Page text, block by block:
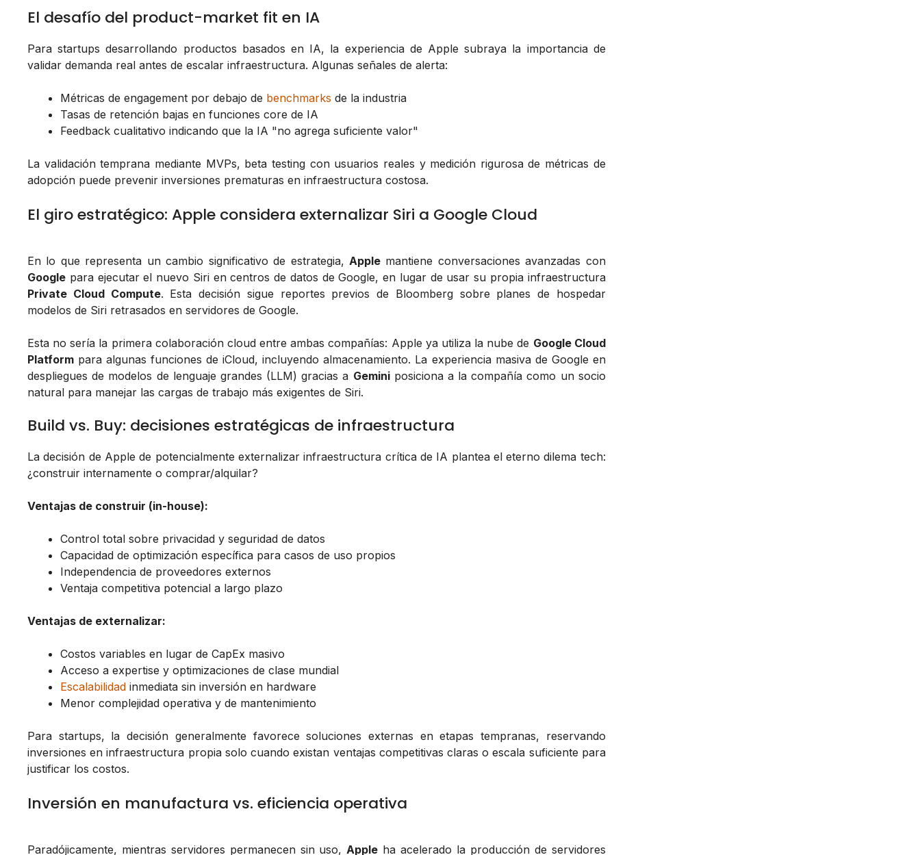
El desafío del product-market fit en IA
Para startups desarrollando productos basados en IA, la experiencia de Apple subraya la importancia de
validar demanda real antes de escalar infraestructura. Algunas señales de alerta:
Métricas de engagement por debajo de benchmarks de la industria
Tasas de retención bajas en funciones core de IA
Feedback cualitativo indicando que la IA "no agrega suficiente valor"
La validación temprana mediante MVPs, beta testing con usuarios reales y medición rigurosa de métricas de
adopción puede prevenir inversiones prematuras en infraestructura costosa.
El giro estratégico: Apple considera externalizar Siri a Google Cloud
En lo que representa un cambio significativo de estrategia,Apple mantiene conversaciones avanzadas con
Google para ejecutar el nuevo Siri en centros de datos de Google, en lugar de usar su propia infraestructura
Private Cloud Compute. Esta decisión sigue reportes previos de Bloomberg sobre planes de hospedar
modelos de Siri retrasados en servidores de Google.
Esta no sería la primera colaboración cloud entre ambas compañías: Apple ya utiliza la nube de Google Cloud
Platform para algunas funciones de iCloud, incluyendo almacenamiento. La experiencia masiva de Google en
despliegues de modelos de lenguaje grandes (LLM) gracias a Geminiposiciona a la compañía como un socio
natural para manejar las cargas de trabajo más exigentes de Siri.
Build vs. Buy: decisiones estratégicas de infraestructura
La decisión de Apple de potencialmente externalizar infraestructura crítica de IA plantea el eterno dilema tech:
¿construir internamente o comprar/alquilar?
Ventajas de construir (in-house):
Control total sobre privacidad y seguridad de datos
Capacidad de optimización específica para casos de uso propios
Independencia de proveedores externos
Ventaja competitiva potencial a largo plazo
Ventajas de externalizar:
Costos variables en lugar de CapEx masivo
Acceso a expertise y optimizaciones de clase mundial
Escalabilidad inmediata sin inversión en hardware
Menor complejidad operativa y de mantenimiento
Para startups, la decisión generalmente favorece soluciones externas en etapas tempranas, reservando
inversiones en infraestructura propia solo cuando existan ventajas competitivas claras o escala suficiente para
justificar los costos.
Inversión en manufactura vs. eficiencia operativa
Paradójicamente, mientras servidores permanecen sin uso,Apple ha acelerado la producción de servidores